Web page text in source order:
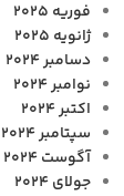
فوریه 2025
ژانویه 2025
دسامبر 2024
نوامبر 2024
اکتبر 2024
سپتامبر 2024
آگوست 2024
جولای 2024